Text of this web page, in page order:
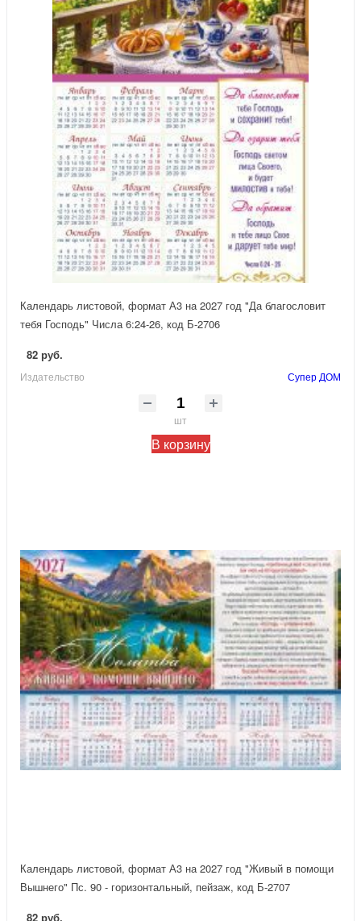
Календарь листовой, формат А3 на 2027 год "Да благословит
тебя Господь" Числа 6:24-26, код Б-2706
82 руб.
Издательство Супер ДОМ
шт
В корзину
Календарь листовой, формат А3 на 2027 год "Живый в помощи
Вышнего" Пс. 90 - горизонтальный, пейзаж, код Б-2707
82 руб.